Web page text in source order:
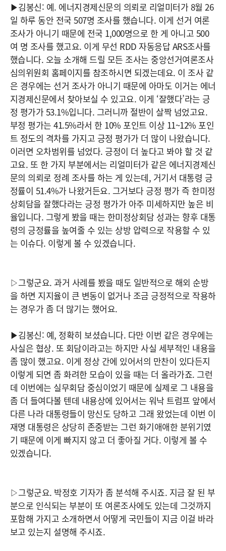
▶김봉신: 예. 에너지경제신문의 의뢰로 리얼미터가 8월 26
일 하루 동안 전국 507명 조사를 했습니다. 이게 선거 여론
조사가 아니기 때문에 전국 1,000명으로 한 게 아니고 500
여 명 조사를 했고요. 이게 무선 RDD 자동응답 ARS조사를
했습니다. 오늘 소개해 드릴 모든 조사는 중앙선거여론조사
심의위원회 홈페이지를 참조하시면 되겠는데요. 이 조사 같
은 경우에는 선거 조사가 아니기 때문에 아마도 이거는 에너
지경제신문에서 찾아보실 수 있고요. 이게 ‘잘했다’라는 긍
정 평가가 53.1%입니다. 그러니까 절반이 살짝 넘었고요.
부정 평가는 41.5%라서 한 10% 포인트 이상 11~12% 포인
트 정도의 격차를 가지고 긍정 평가가 더 많이 나왔습니다.
이러면 오차범위를 넘었다. 긍정이 더 높다고 봐야 할 것 같
고요. 또 한 가지 부분에서는 리얼미터가 같은 에너지경제신
문의 의뢰로 정례 조사를 하는 게 있는데, 거기서 대통령 긍
정률이 51.4%가 나왔거든요. 그거보다 긍정 평가 즉 한미정
상회담을 잘했다라는 긍정 평가가 아주 미세하지만 높은 비
율입니다. 그렇게 봤을 때는 한미정상회담 성과는 향후 대통
령의 긍정률을 높여줄 수 있는 상방 압력으로 작용할 수 있
는 이슈다. 이렇게 볼 수 있겠습니다.
▷그렇군요. 과거 사례를 봤을 때도 일반적으로 해외 순방
을 하면 지지율이 큰 변동이 없거나 조금 긍정적으로 작용하
는 경우가 좀 더 많기는 했어요.
▶김봉신: 예, 정확히 보셨습니다. 다만 이번 같은 경우에는
사실은 협상. 또 회담이라고는 하지만 사실 세부적인 내용을
좀 많이 했고요. 이게 정상 간에 있어서의 만찬이 있다든지
이렇게 되면 좀 화려한 모습이 있을 때는 더 올라가죠. 그런
데 이번에는 실무회담 중심이었기 때문에 실제로 그 내용을
좀 더 들여다볼 텐데 내용상에 있어서는 워낙 트럼프 앞에서
다른 나라 대통령들이 망신도 당하고 그래 왔었는데 이번 이
재명 대통령은 상당히 존중받는 그런 화기애애한 분위기였
기 때문에 이게 빠지지 않고 더 좋아질 거다. 이렇게 볼 수
있겠습니다.
▷그렇군요. 박정호 기자가 좀 분석해 주시죠. 지금 잘 된 부
분으로 인식되는 부분이 또 여론조사에도 있는데 그것까지
포함해 가지고 소개하면서 어떻게 국민들이 지금 이걸 바라
보고 있는지 설명해 주시죠.